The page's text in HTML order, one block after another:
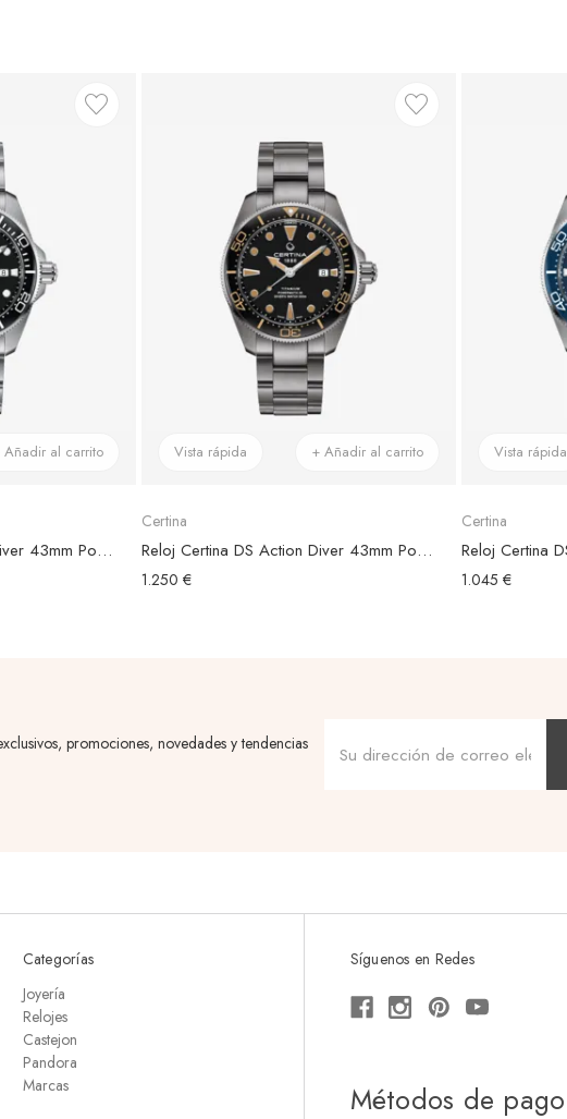
Añadir al carrito
Reloj Certina DS Action Diver 43mm Powermatic 80 Acero, Esfera Negra
Vista rápida + Añadir al carrito
Certina
Reloj Certina DS Action Diver 43mm Powermatic 80 Titanio, Esfera Negra
1.250 €
Vista rápida
Certina
1.045 €
promociones, novedades y tendencias
de
Categorías
Joyería
Relojes
Castejon
Pandora
Marcas
Síguenos en Redes
Métodos de pago